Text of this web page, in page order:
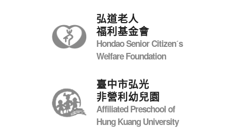
弘道老人
福利基金會
Hondao Senior Citizenˊs
Welfare Foundation
臺中市弘光
非營利幼兒園
Affiliated Preschool of
Hung Kuang University